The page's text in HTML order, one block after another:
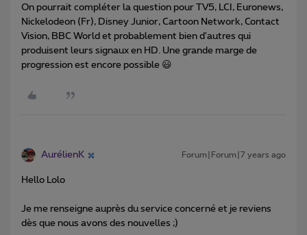
On pourrait compléter la question pour TV5, LCI, Euronews,
Nickelodeon (Fr), Disney Junior, Cartoon Network, Contact
Vision, BBC World et probablement bien d'autres qui
produisent leurs signaux en HD. Une grande marge de
progression est encore possible 😃
AurélienK Forum|Forum|7 years ago
Hello Lolo
Je me renseigne auprès du service concerné et je reviens
dès que nous avons des nouvelles ;)